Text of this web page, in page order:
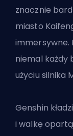
znacznie
miasto
immersywne.
niemal każdy
użyciu silnika
Genshin
i walkę